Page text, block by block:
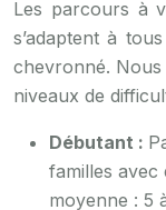
Les parcours à
s’adaptent à
chevronné. Nous
niveaux de
Débutant :
familles avec
moyenne : 5